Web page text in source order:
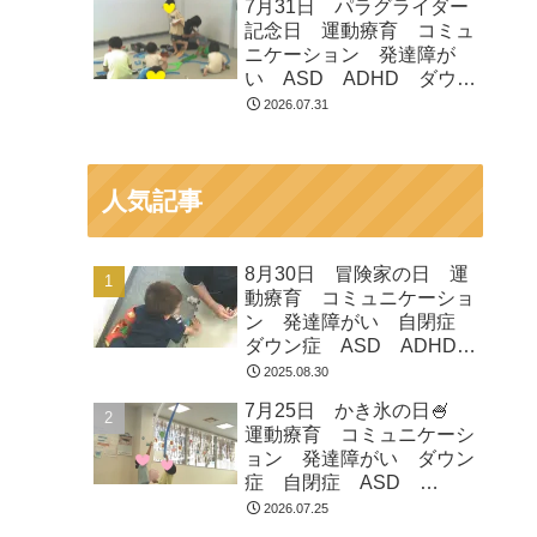
市 つくばみらい市 坂東
市 守谷市
7月31日 パラグライダー
記念日 運動療育 コミュ
ニケーション 発達障が
い ASD ADHD ダウン
症 児童発達支援 放課後
2026.07.31
人気記事
8月30日 冒険家の日 運
動療育 コミュニケーショ
ン 発達障がい 自閉症
ダウン症 ASD ADHD
放課後等デイサービス 児
ばみらい市 坂東市 守谷
市
2025.08.30
7月25日 かき氷の日🍧
運動療育 コミュニケーシ
ョン 発達障がい ダウン
症 自閉症 ASD
ADHD 児童発達支援 放
2026.07.25